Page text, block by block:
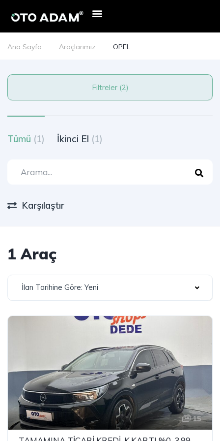
Ana Sayfa Araçlarımız OPEL
Filtreler (2)
Tümü (1) İkinci El (1)
Karşılaştır
1 Araç
İlan Tarihine Göre: Yeni
15